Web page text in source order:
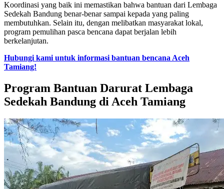
Koordinasi yang baik ini memastikan bahwa bantuan dari Lembaga
Sedekah Bandung benar-benar sampai kepada yang paling
membutuhkan. Selain itu, dengan melibatkan masyarakat lokal,
program pemulihan pasca bencana dapat berjalan lebih
berkelanjutan.
Hubungi kami untuk informasi bantuan bencana Aceh
Tamiang!
Program Bantuan Darurat Lembaga
Sedekah Bandung di Aceh Tamiang